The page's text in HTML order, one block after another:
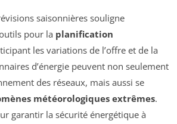
saisonnières souligne
pour la planification
les variations de l’offre et de la
d’énergie peuvent non seulement
des réseaux, mais aussi se
météorologiques extrêmes.
garantir la sécurité énergétique à